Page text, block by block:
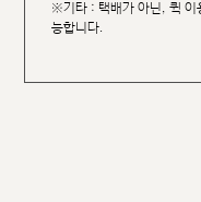
※기타 : 택배가 아닌, 퀵 이
능합니다.